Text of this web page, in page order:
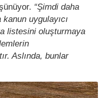
“Şimdi daha
uygulayıcı
listesini oluşturmaya
Aslında, bunlar